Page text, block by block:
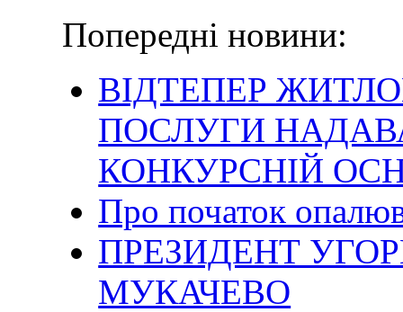
Попередні новини:
ВІДТЕПЕР
ПОСЛУГИ
КОНКУРСНІЙ
Про початок
ПРЕЗИДЕНТ
МУКАЧЕВО